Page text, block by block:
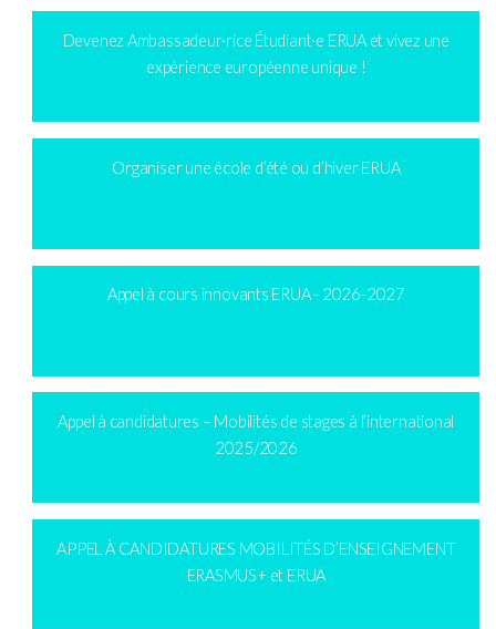
Devenez Ambassadeur·rice Étudiant·e ERUA et vivez une
expérience européenne unique !
Organiser une école d’été ou d’hiver ERUA
Appel à cours innovants ERUA - 2026-2027
Appel à candidatures – Mobilités de stages à l’international
2025/2026
APPEL À CANDIDATURES MOBILITÉS D’ENSEIGNEMENT
ERASMUS+ et ERUA